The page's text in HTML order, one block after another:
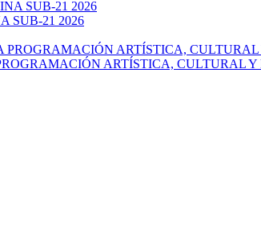
SUB-21 2026
ARTÍSTICA, CULTURAL Y